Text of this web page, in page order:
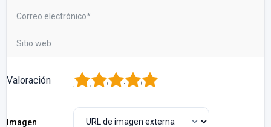
Valoración 5
4
3
2
Imagen